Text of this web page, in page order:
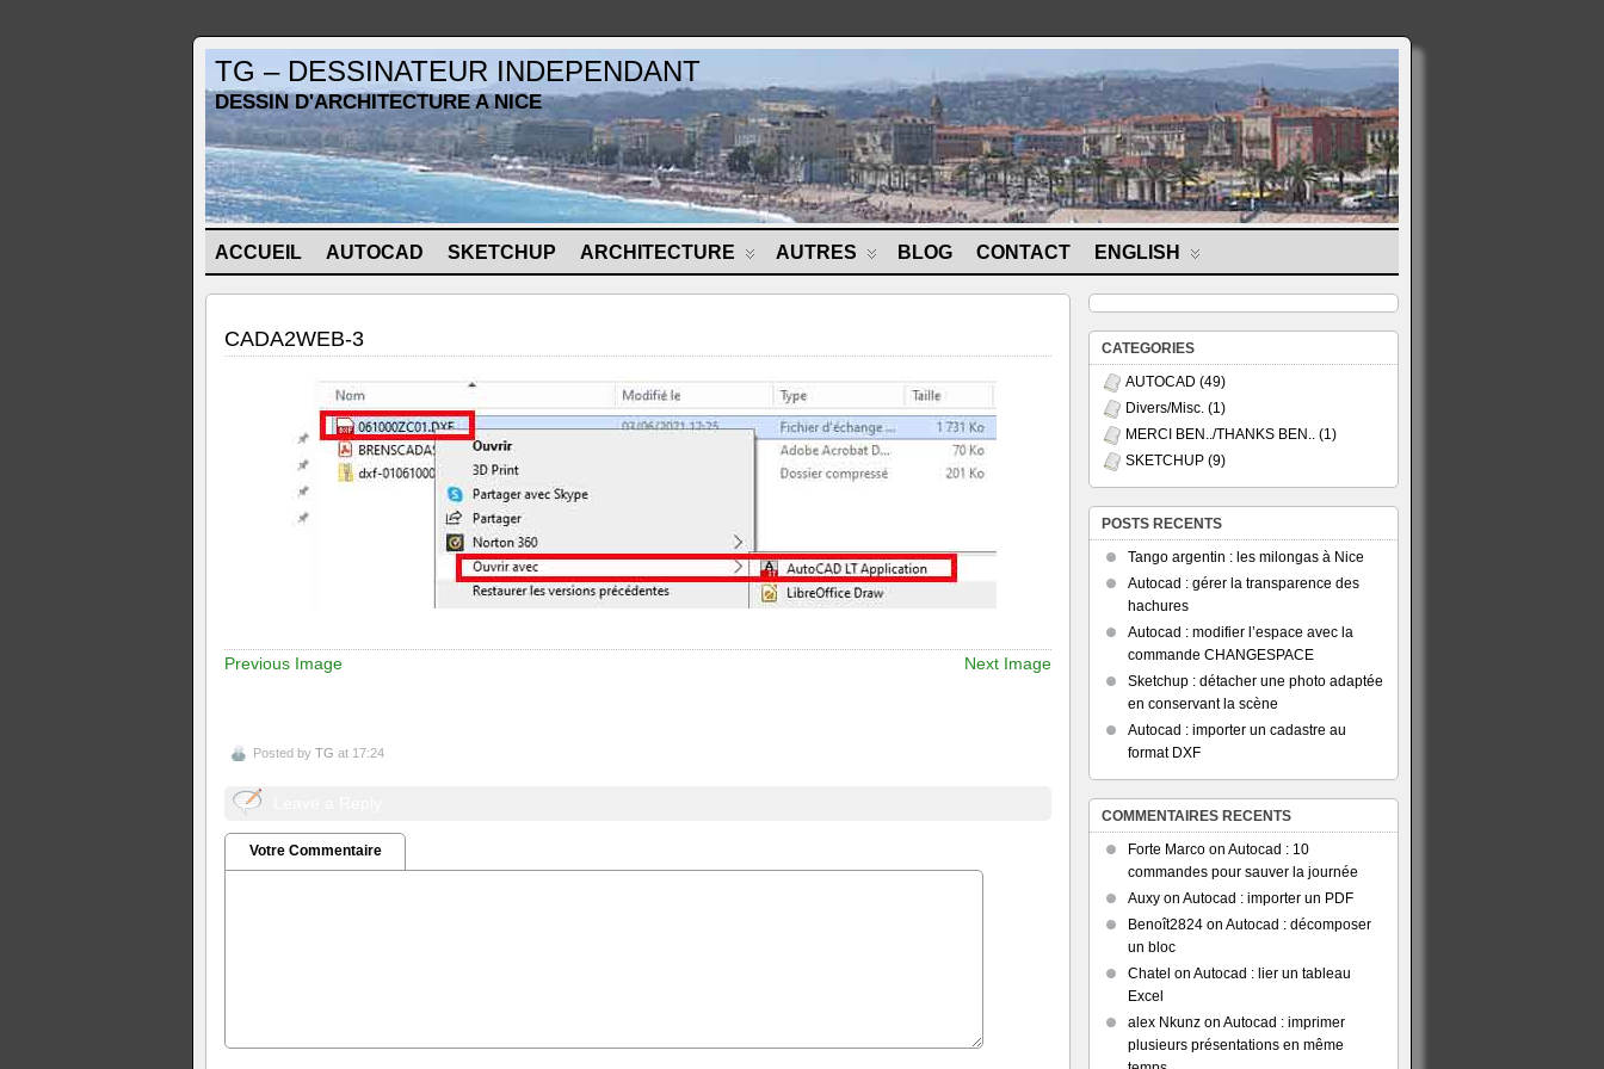
TG – DESSINATEUR INDEPENDANT
DESSIN D'ARCHITECTURE A NICE
ACCUEIL AUTOCAD SKETCHUP ARCHITECTURE AUTRES BLOG CONTACT ENGLISH
CADA2WEB-3
Previous Image Next Image
Posted by TG at 17:24
Votre Commentaire
CATEGORIES
AUTOCAD (49)
Divers/Misc. (1)
MERCI BEN../THANKS BEN.. (1)
SKETCHUP (9)
POSTS RECENTS
Tango argentin : les milongas à Nice
Autocad : gérer la transparence des
hachures
Autocad : modifier l’espace avec la
commande CHANGESPACE
Sketchup : détacher une photo adaptée
en conservant la scène
Autocad : importer un cadastre au
format DXF
COMMENTAIRES RECENTS
Forte Marco on Autocad : 10
commandes pour sauver la journée
Auxy on Autocad : importer un PDF
Benoît2824 on Autocad : décomposer
un bloc
Chatel on Autocad : lier un tableau
Excel
alex Nkunz on Autocad : imprimer
plusieurs présentations en même